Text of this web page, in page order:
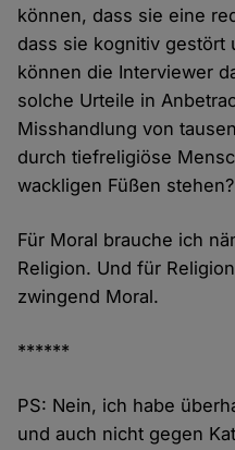
können, dass sie eine
dass sie kognitiv gestört
können die Interviewer
solche Urteile in
Misshandlung von
durch tiefreligiöse
wackligen Füßen stehen?
Für Moral brauche ich
Religion. Und für
zwingend Moral.
******
PS: Nein, ich habe
und auch nicht gegen